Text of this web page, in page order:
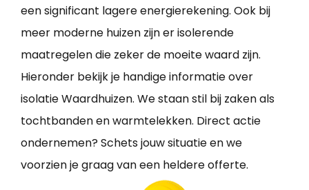
een significant lagere energierekening. Ook bij
meer moderne huizen zijn er isolerende
maatregelen die zeker de moeite waard zijn.
Hieronder bekijk je handige informatie over
isolatie Waardhuizen. We staan stil bij zaken als
tochtbanden en warmtelekken. Direct actie
ondernemen? Schets jouw situatie en we
voorzien je graag van een heldere offerte.